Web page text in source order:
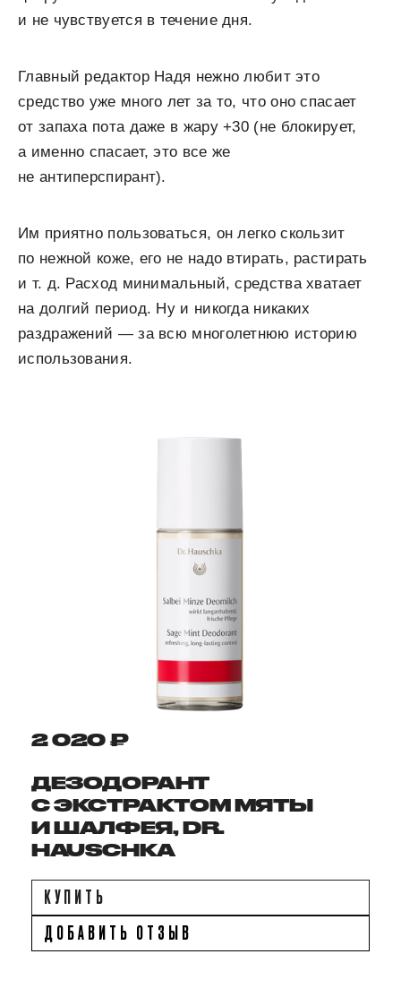
и не чувствуется в течение дня.
Главный редактор Надя нежно любит это
средство уже много лет за то, что оно спасает
от запаха пота даже в жару +30 (не блокирует,
а именно спасает, это все же
не антиперспирант).
Им приятно пользоваться, он легко скользит
по нежной коже, его не надо втирать, растирать
и т. д. Расход минимальный, средства хватает
на долгий период. Ну и никогда никаких
раздражений — за всю многолетнюю историю
использования.
2 020 ₽
ДЕЗОДОРАНТ
С ЭКСТРАКТОМ МЯТЫ
И ШАЛФЕЯ, DR.
HAUSCHKA
КУПИТЬ
ДОБАВИТЬ ОТЗЫВ